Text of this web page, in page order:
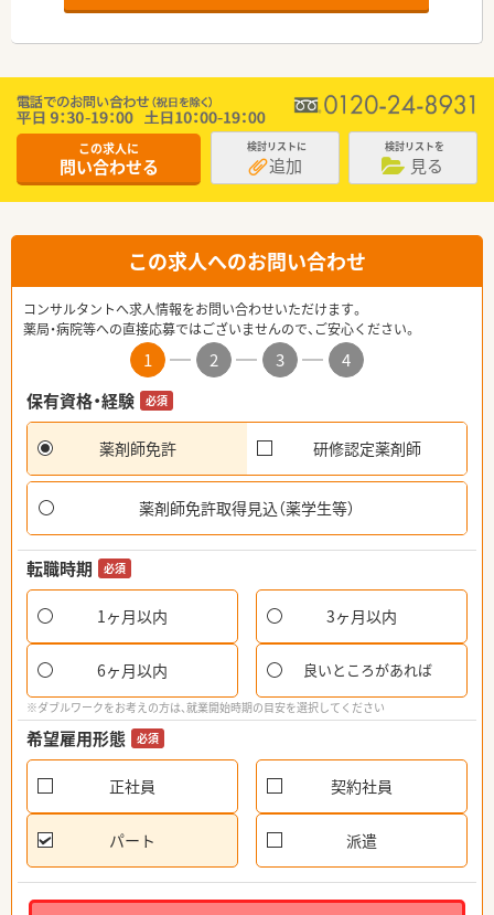
この求人に
問い合わせる
検討リストに
追加
検討リストを
見る
この求人へのお問い合わせ
コンサルタントへ求人情報をお問い合わせいただけます。
薬局・病院等への直接応募ではございませんので、ご安心ください。
1 2 3
4
保有資格・経験
必須
薬剤師免許 研修認定薬剤師
薬剤師免許取得見込（薬学生等）
転職時期 必須
1ヶ月以内 3ヶ月以内
6ヶ月以内 良いところがあれば
※ダブルワークをお考えの方は、就業開始時期の目安を選択してください
希望雇用形態 必須
正社員 契約社員
パート 派遣